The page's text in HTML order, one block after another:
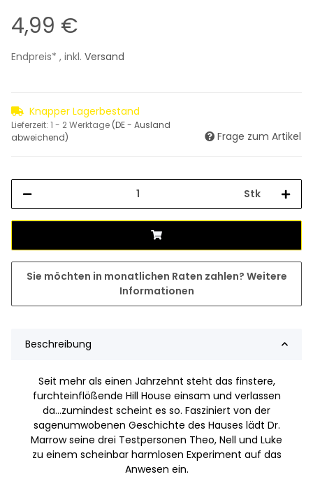
4,99 €
Endpreis* , inkl. Versand
Knapper Lagerbestand
Lieferzeit: 1 - 2 Werktage (DE - Ausland
abweichend)
Frage zum Artikel
Stk
Sie möchten in monatlichen Raten zahlen? Weitere
Informationen
Beschreibung
Seit mehr als einen Jahrzehnt steht das finstere,
furchteinflößende Hill House einsam und verlassen
da...zumindest scheint es so. Fasziniert von der
sagenumwobenen Geschichte des Hauses lädt Dr.
Marrow seine drei Testpersonen Theo, Nell und Luke
zu einem scheinbar harmlosen Experiment auf das
Anwesen ein.